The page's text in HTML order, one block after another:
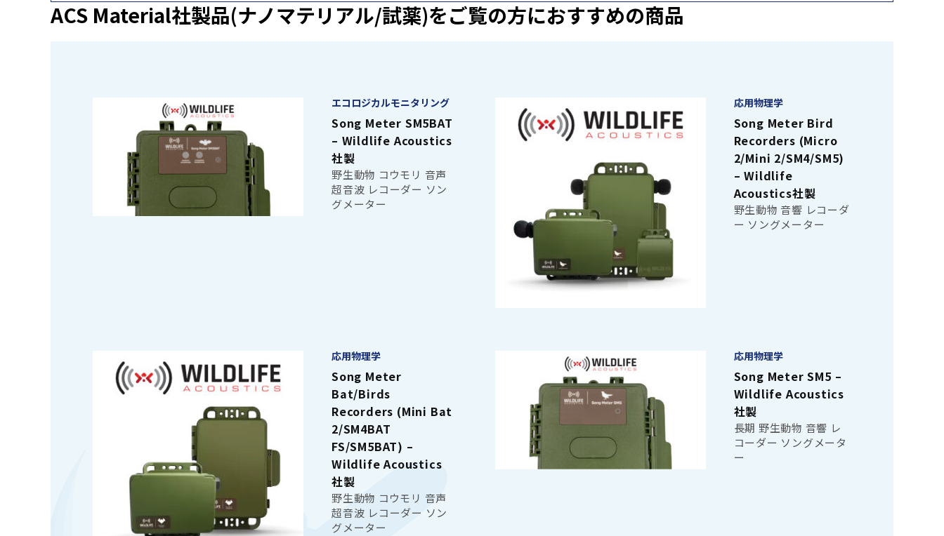
ACS Material社製品(ナノマテリアル/試薬)をご覧の方におすすめの商品
エコロジカルモニタリング
Song Meter SM5BAT
– Wildlife Acoustics
社製
野生動物 コウモリ 音声
超音波 レコーダー ソン
グメーター
応用物理学
Song Meter Bird
Recorders (Micro
2/Mini 2/SM4/SM5)
– Wildlife
Acoustics社製
野生動物 音響 レコーダ
ー ソングメーター
応用物理学
Song Meter
Bat/Birds
Recorders (Mini Bat
2/SM4BAT
FS/SM5BAT) –
Wildlife Acoustics
社製
野生動物 コウモリ 音声
超音波 レコーダー ソン
グメーター
応用物理学
Song Meter SM5 –
Wildlife Acoustics
社製
長期 野生動物 音響 レ
コーダー ソングメータ
ー